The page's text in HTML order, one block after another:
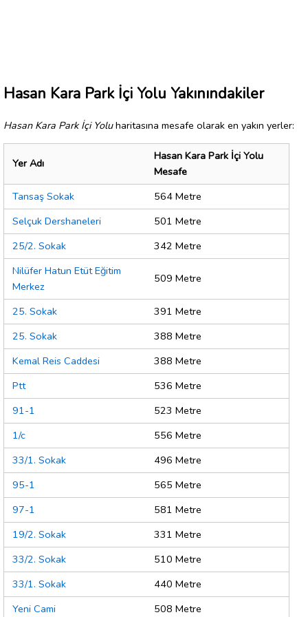
Hasan Kara Park İçi Yolu Yakınındakiler
Hasan Kara Park İçi Yoluharitasına mesafe olarak en yakın yerler:
Yer Adı
Hasan Kara Park İçi Yolu
Mesafe
Tansaş Sokak
564 Metre
Selçuk Dershaneleri
501 Metre
25/2. Sokak
342 Metre
Nilüfer Hatun Etüt Eğitim
Merkez
509 Metre
25. Sokak
391 Metre
25. Sokak
388 Metre
Kemal Reis Caddesi
388 Metre
Ptt
536 Metre
91-1
523 Metre
1/c
556 Metre
33/1. Sokak
496 Metre
95-1
565 Metre
97-1
581 Metre
19/2. Sokak
331 Metre
33/2. Sokak
510 Metre
33/1. Sokak
440 Metre
Yeni Cami
508 Metre